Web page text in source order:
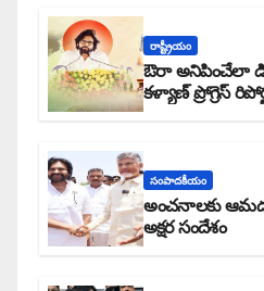
రాష్ట్రీయం
ఔరా అనిపించేలా
కళ్యాణ్ ప్రోగ్రెస్
సంపాదకీయం
అంచనాలకు
అక్షర సందేశం